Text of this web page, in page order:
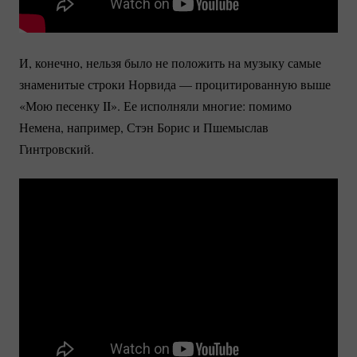
И, конечно, нельзя было не положить на музыку самые
знаменитые строки Норвида — процитированную выше
«Мою песенку II». Ее исполняли многие: помимо
Немена, например, Стэн Борис и Пшемыслав
Гинтровский.